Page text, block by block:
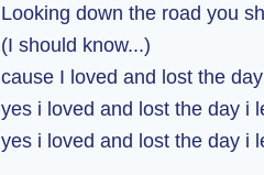
Looking down the road you
(I should know...)
cause I loved and lost the
yes i loved and lost the day i
yes i loved and lost the day i